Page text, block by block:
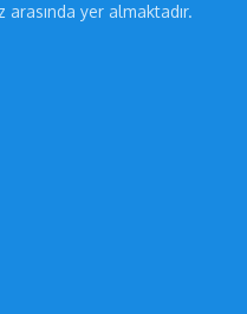
yer almaktadır.